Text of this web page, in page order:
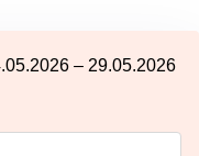
– 29.05.2026